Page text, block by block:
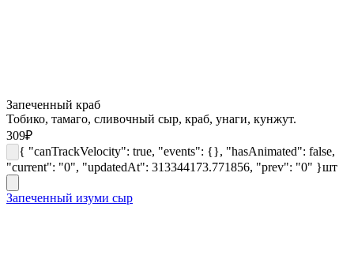
Запеченный краб
Тобико, тамаго, сливочный сыр, краб, унаги, кунжут.
309₽
{ "canTrackVelocity": true, "events": {}, "hasAnimated": false,
"current": "0", "updatedAt": 313344173.771856, "prev": "0" }шт
Запеченный изуми сыр